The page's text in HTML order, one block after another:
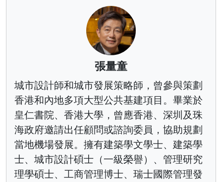
張量童
城市設計師和城市發展策略師，曾參與策劃
香港和內地多項大型公共基建項目。畢業於
皇仁書院、香港大學，曾應香港、深圳及珠
海政府邀請出任顧問或諮詢委員，協助規劃
當地機場發展。擁有建築學文學士、建築學
士、城市設計碩士（一級榮譽）、管理研究
理學碩士、工商管理博士、瑞士國際管理發